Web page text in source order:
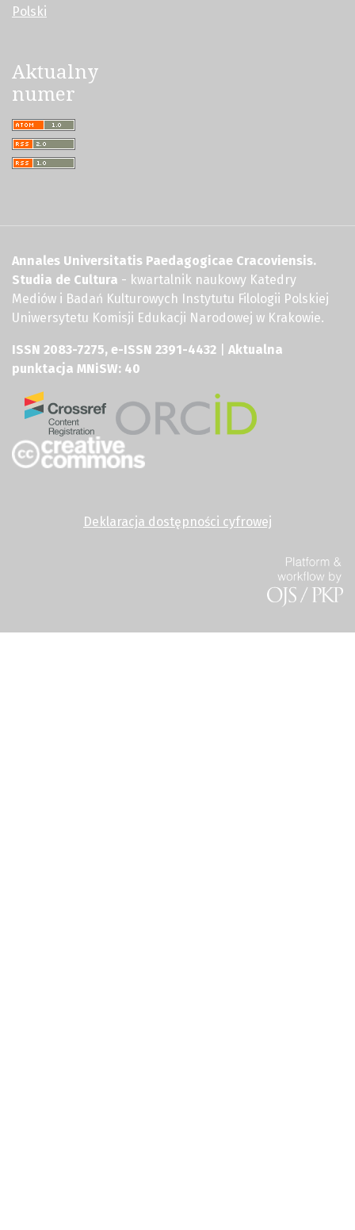
Polski
Aktualny
numer
Annales Universitatis Paedagogicae Cracoviensis.
Studia de Cultura - kwartalnik naukowy Katedry
Mediów i Badań Kulturowych Instytutu Filologii Polskiej
Uniwersytetu Komisji Edukacji Narodowej w Krakowie.
ISSN 2083-7275, e-ISSN 2391-4432
Aktualna
punktacja MNiSW: 40
Deklaracja dostępności cyfrowej